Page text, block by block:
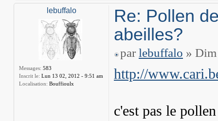
lebuffalo
Messages: 583
Inscrit le: Lun 13 02, 2012 - 9:51 am
Localisation: Bouffioulx
Re: Pollen
abeilles?
par lebuffalo »
http://
c'est pas le